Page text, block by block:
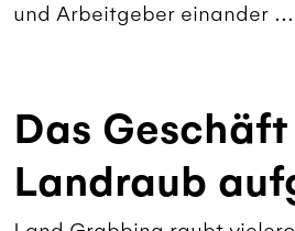
und Arbeitgeber einander ...
Das
Landraub